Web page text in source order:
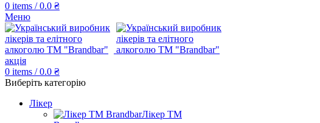
0 items / 0.0 ₴
Меню
акція
0 items / 0.0 ₴
Виберіть категорію
Лікер
Лікер ТМ